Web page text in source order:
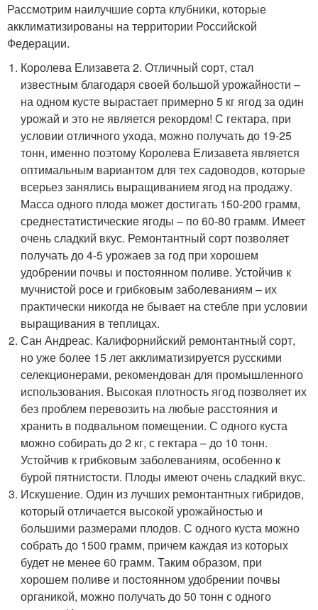
Рассмотрим наилучшие сорта клубники, которые
акклиматизированы на территории Российской
Федерации.
Королева Елизавета 2. Отличный сорт, стал
известным благодаря своей большой урожайности –
на одном кусте вырастает примерно 5 кг ягод за один
урожай и это не является рекордом! С гектара, при
условии отличного ухода, можно получать до 19-25
тонн, именно поэтому Королева Елизавета является
оптимальным вариантом для тех садоводов, которые
всерьез занялись выращиванием ягод на продажу.
Масса одного плода может достигать 150-200 грамм,
среднестатистические ягоды – по 60-80 грамм. Имеет
очень сладкий вкус. Ремонтантный сорт позволяет
получать до 4-5 урожаев за год при хорошем
удобрении почвы и постоянном поливе. Устойчив к
мучнистой росе и грибковым заболеваниям – их
практически никогда не бывает на стебле при условии
выращивания в теплицах.
Сан Андреас. Калифорнийский ремонтантный сорт,
но уже более 15 лет акклиматизируется русскими
селекционерами, рекомендован для промышленного
использования. Высокая плотность ягод позволяет их
без проблем перевозить на любые расстояния и
хранить в подвальном помещении. С одного куста
можно собирать до 2 кг, с гектара – до 10 тонн.
Устойчив к грибковым заболеваниям, особенно к
бурой пятнистости. Плоды имеют очень сладкий вкус.
Искушение. Один из лучших ремонтантных гибридов,
который отличается высокой урожайностью и
большими размерами плодов. С одного куста можно
собрать до 1500 грамм, причем каждая из которых
будет не менее 60 грамм. Таким образом, при
хорошем поливе и постоянном удобрении почвы
органикой, можно получать до 50 тонн с одного